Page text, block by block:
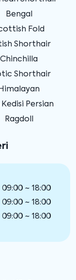
Bengal
Fold
Shorthair
Chinchilla
Shorthair
Himalayan
Kedisi Persian
Ragdoll
09:00 ~ 18:00
09:00 ~ 18:00
09:00 ~ 18:00